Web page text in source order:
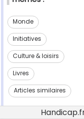
Monde
Initiatives
Culture & loisirs
Livres
Articles similaires